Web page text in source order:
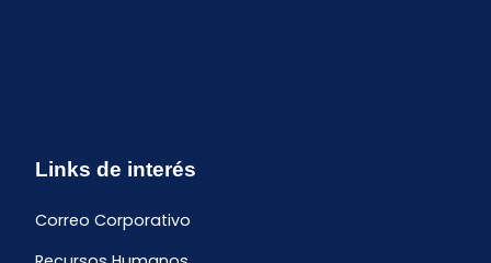
Links de interés
Correo Corporativo